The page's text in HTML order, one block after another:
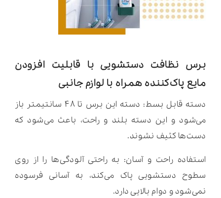
برس نظافت دستشویی با قابلیت افزودن
مایع پاک‌کننده همراه با لوازم جانبی
دسته قابل بسط: دسته این برس تا ۴۸ سانتیمتر باز
می‌شود و این دسته بلند و راحت، باعث می‌شود که
دست‌ها کثیف نشوند.
استفاده راحت و آسان: به راحتی آلودگی‌ها را از روی
سطوح دستشویی پاک می‌کند، به آسانی فرسوده
نمی‌شود و دوام بالایی دارد.